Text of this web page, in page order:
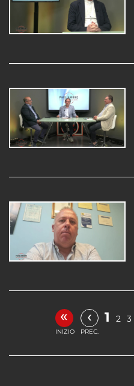
«
INIZIO
‹
PREC.
1 2 3